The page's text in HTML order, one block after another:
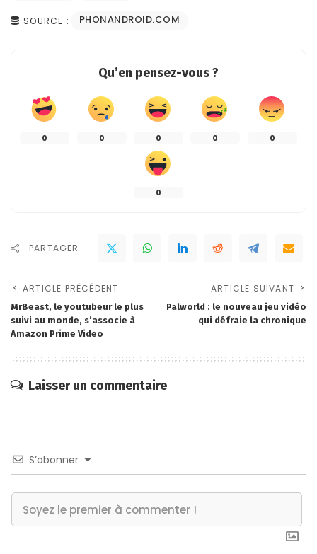
SOURCE : PHONANDROID.COM
Qu’en pensez-vous ?
0 0 0 0 0
0
PARTAGER
ARTICLE PRÉCÉDENT
MrBeast, le youtubeur le plus
suivi au monde, s’associe à
Amazon Prime Video
ARTICLE SUIVANT
Palworld : le nouveau jeu vidéo
qui défraie la chronique
Laisser un commentaire
S’abonner